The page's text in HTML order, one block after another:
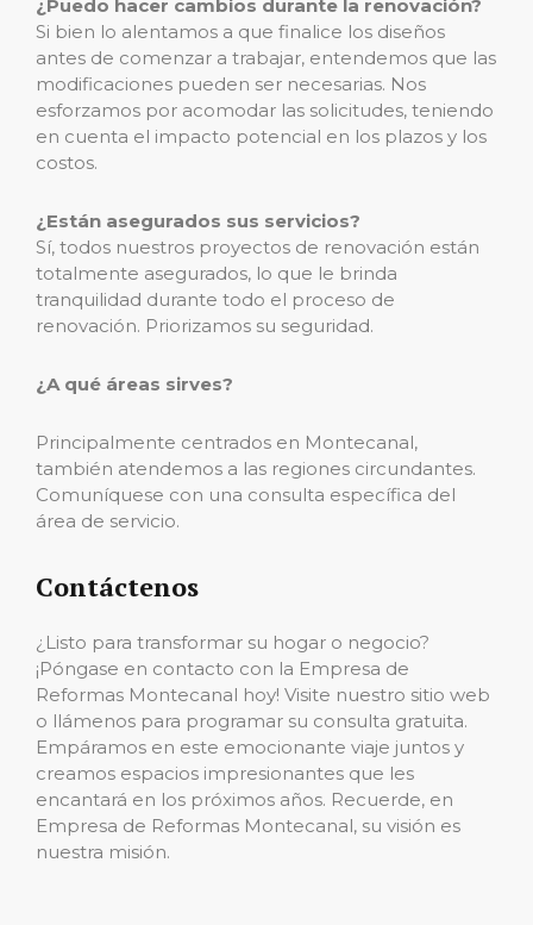
¿Puedo hacer cambios durante la renovación?
Si bien lo alentamos a que finalice los diseños
antes de comenzar a trabajar, entendemos que las
modificaciones pueden ser necesarias. Nos
esforzamos por acomodar las solicitudes, teniendo
en cuenta el impacto potencial en los plazos y los
costos.
¿Están asegurados sus servicios?
Sí, todos nuestros proyectos de renovación están
totalmente asegurados, lo que le brinda
tranquilidad durante todo el proceso de
renovación. Priorizamos su seguridad.
¿A qué áreas sirves?
Principalmente centrados en Montecanal,
también atendemos a las regiones circundantes.
Comuníquese con una consulta específica del
área de servicio.
Contáctenos
¿Listo para transformar su hogar o negocio?
¡Póngase en contacto con la Empresa de
Reformas Montecanal hoy! Visite nuestro sitio web
o llámenos para programar su consulta gratuita.
Empáramos en este emocionante viaje juntos y
creamos espacios impresionantes que les
encantará en los próximos años. Recuerde, en
Empresa de Reformas Montecanal, su visión es
nuestra misión.